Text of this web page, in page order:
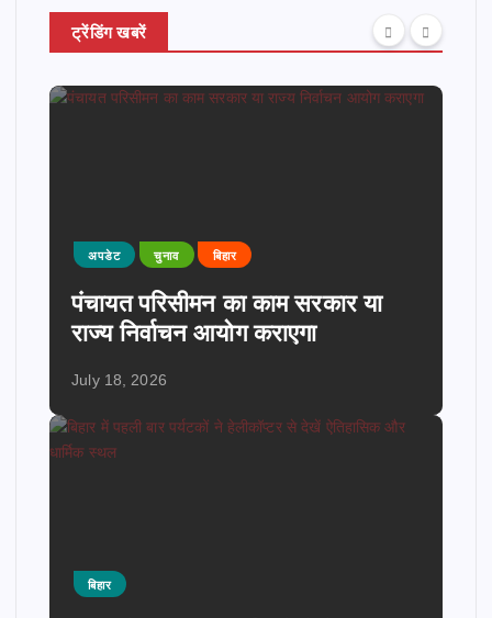
ट्रेंडिंग खबरें
अपडेट चुनाव बिहार
पंचायत परिसीमन का काम सरकार या
राज्य निर्वाचन आयोग कराएगा
July 18, 2026
बिहार